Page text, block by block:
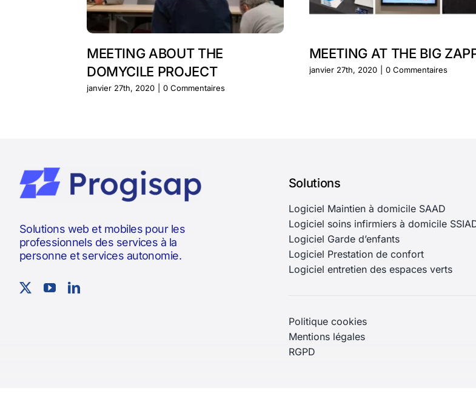
MEETING ABOUT THE
DOMYCILE PROJECT
janvier 27th, 2020 0 Commentaires
MEETING AT THE BIG
janvier 27th, 2020 0 Commentaires
Solutions web et mobiles pour les
professionnels des services à la
personne et services autonomie.
Solutions
Logiciel Maintien à domicile SAAD
Logiciel soins infirmiers à domicile
Logiciel Garde d’enfants
Logiciel Prestation de confort
Logiciel entretien des espaces verts
Politique cookies
Mentions légales
RGPD